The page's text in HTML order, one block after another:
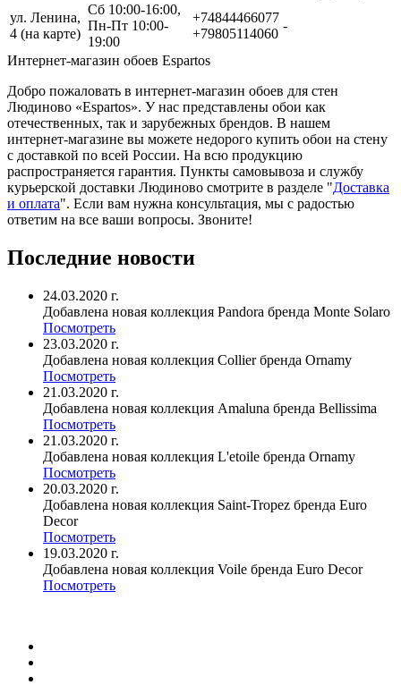
ул. Ленина,
4 (на карте)
Сб 10:00-16:00,
Пн-Пт 10:00-
19:00
+74844466077
+79805114060
-
Интернет-магазин обоев Espartos
Добро пожаловать в интернет-магазин обоев для стен
Людиново «Espartos». У нас представлены обои как
отечественных, так и зарубежных брендов. В нашем
интернет-магазине вы можете недорого купить обои на стену
с доставкой по всей России. На всю продукцию
распространяется гарантия. Пункты самовывоза и службу
курьерской доставки Людиново смотрите в разделе "Доставка
и оплата". Если вам нужна консультация, мы с радостью
ответим на все ваши вопросы. Звоните!
Последние новости
24.03.2020 г.
Добавлена новая коллекция Pandora бренда Monte Solaro
Посмотреть
23.03.2020 г.
Добавлена новая коллекция Collier бренда Ornamy
Посмотреть
21.03.2020 г.
Добавлена новая коллекция Amaluna бренда Bellissima
Посмотреть
21.03.2020 г.
Добавлена новая коллекция L'etoile бренда Ornamy
Посмотреть
20.03.2020 г.
Добавлена новая коллекция Saint-Tropez бренда Euro
Decor
Посмотреть
19.03.2020 г.
Добавлена новая коллекция Voile бренда Euro Decor
Посмотреть